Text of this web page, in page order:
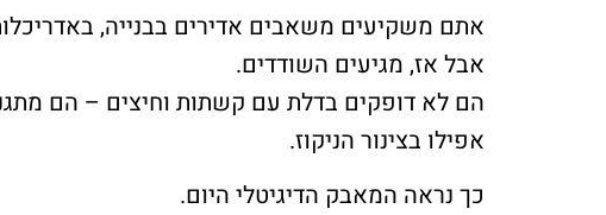
אתם משקיעים משאבים אדירים בבנייה,
אבל אז, מגיעים השודדים.
הם לא דופקים בדלת עם קשתות וחיצים – הם
אפילו בצינור הניקוז.
כך נראה המאבק הדיגיטלי היום.